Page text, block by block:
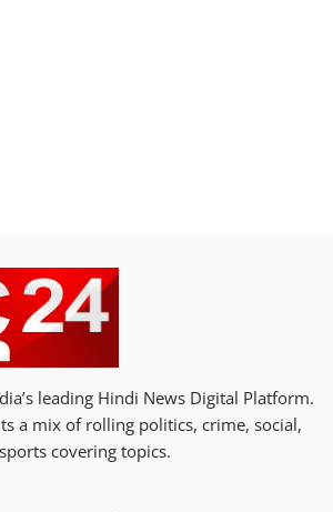
leading Hindi News Digital Platform.
a mix of rolling politics, crime, social,
covering topics.